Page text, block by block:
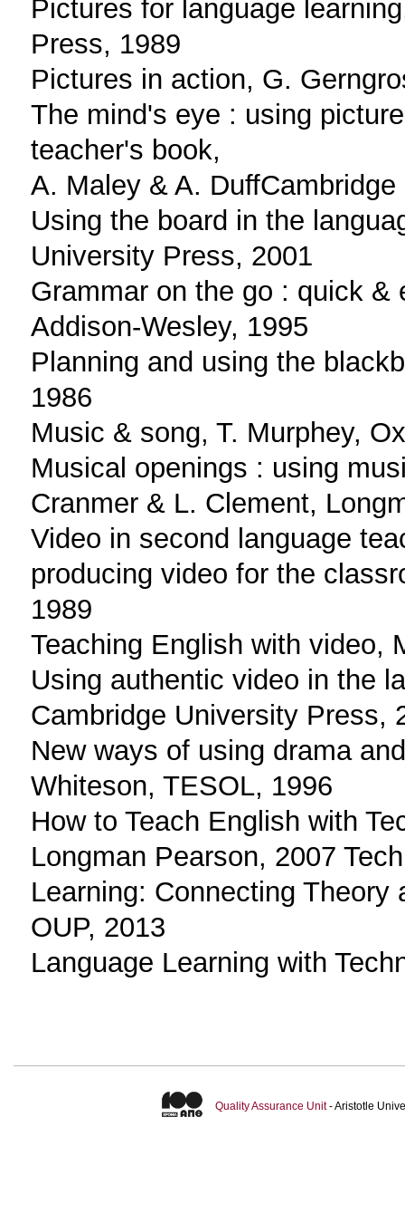
Pictures for language
Press, 1989
Pictures in action, G.
The mind's eye : using
teacher's book,
A. Maley & A.
Using the board in the
University Press, 2001
Grammar on the go : quick &
Addison-Wesley, 1995
Planning and using the
1986
Music & song, T. Murphey,
Musical openings : using
Cranmer & L. Clement,
Video in second language
producing video for the
1989
Teaching English with video,
Using authentic video in the
Cambridge University Press,
New ways of using drama
Whiteson, TESOL, 1996
How to Teach English with
Longman Pearson, 2007
Learning: Connecting
OUP, 2013
Language Learning with
Quality Assurance Unit- Aristotle